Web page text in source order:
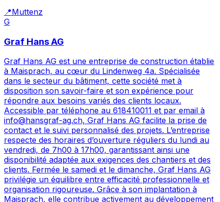
📍Muttenz
G
Graf Hans AG
Graf Hans AG est une entreprise de construction établie
à Maisprach, au cœur du Lindenweg 4a. Spécialisée
dans le secteur du bâtiment, cette société met à
disposition son savoir-faire et son expérience pour
répondre aux besoins variés des clients locaux.
Accessible par téléphone au 618410011 et par email à
info@hansgraf-ag.ch, Graf Hans AG facilite la prise de
contact et le suivi personnalisé des projets. L’entreprise
respecte des horaires d’ouverture réguliers du lundi au
vendredi, de 7h00 à 17h00, garantissant ainsi une
disponibilité adaptée aux exigences des chantiers et des
clients. Fermée le samedi et le dimanche, Graf Hans AG
privilégie un équilibre entre efficacité professionnelle et
organisation rigoureuse. Grâce à son implantation à
Maisprach, elle contribue activement au développement